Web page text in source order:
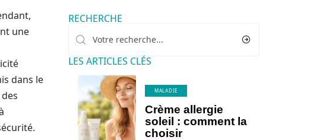
une
dans le
RECHERCHE
LES ARTICLES CLÉS
MALADIE
Crème allergie
soleil : comment la
choisir